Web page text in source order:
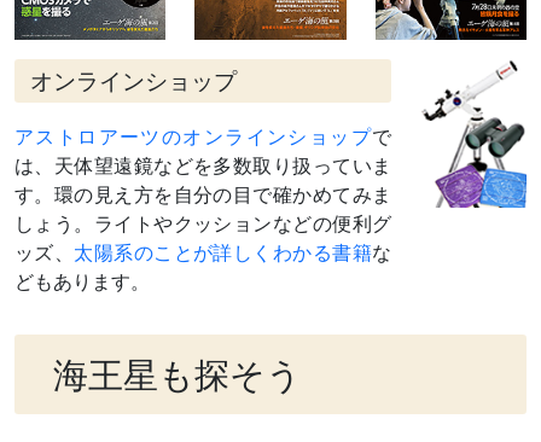
オンラインショップ
アストロアーツのオンラインショップで
は、天体望遠鏡などを多数取り扱っていま
す。環の見え方を自分の目で確かめてみま
しょう。ライトやクッションなどの便利グ
ッズ、 太陽系のことが詳しくわかる書籍な
どもあります。
海王星も探そう